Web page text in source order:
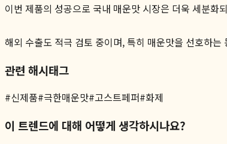
이번 제품의 성공으로 국내 매운맛 시장은 더욱 세분
해외 수출도 적극 검토 중이며, 특히 매운맛을 선호하
관련 해시태그
#신제품#극한매운맛#고스트페퍼#화제
이 트렌드에 대해 어떻게 생각하시나요?